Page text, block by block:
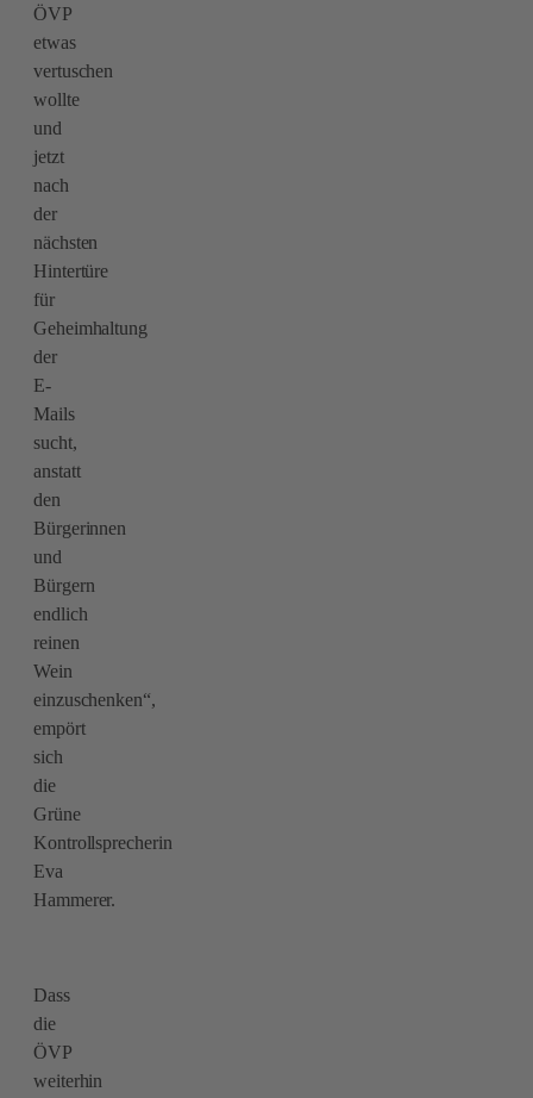
ÖVP
etwas
vertuschen
wollte
und
jetzt
nach
der
nächsten
Hintertüre
für
Geheimhaltung
der
E-
Mails
sucht,
anstatt
den
Bürgerinnen
und
Bürgern
endlich
reinen
Wein
einzuschenken“,
empört
sich
die
Grüne
Kontrollsprecherin
Eva
Hammerer.
Dass
die
ÖVP
weiterhin